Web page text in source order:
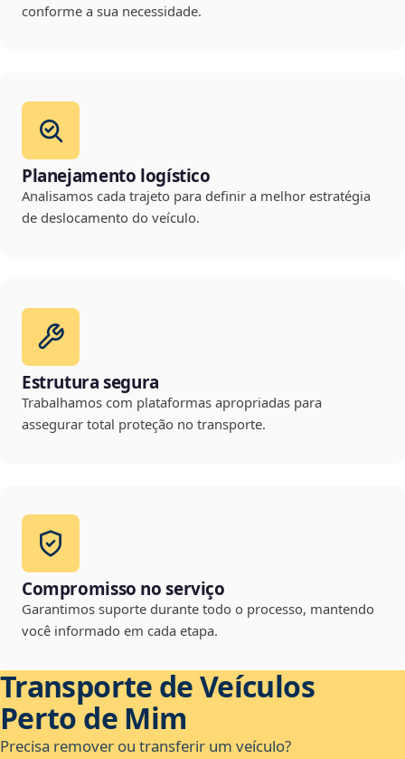
conforme a sua necessidade.
Planejamento logístico
Analisamos cada trajeto para definir a melhor estratégia
de deslocamento do veículo.
Estrutura segura
Trabalhamos com plataformas apropriadas para
assegurar total proteção no transporte.
Compromisso no serviço
Garantimos suporte durante todo o processo, mantendo
você informado em cada etapa.
Transporte de Veículos
Perto de Mim
Precisa remover ou transferir um veículo?